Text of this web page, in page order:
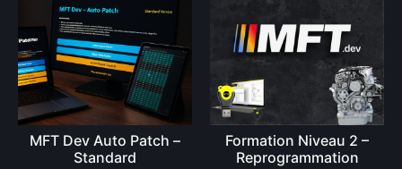
MFT Dev Auto Patch –
Standard
Formation Niveau 2 –
Reprogrammation